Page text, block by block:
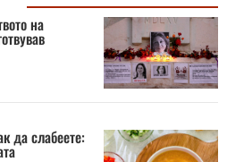
на
да слабеете: